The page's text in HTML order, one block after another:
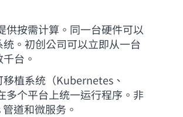
供按需计算。同一台硬件可以
。初创公司可以立即从一台
台。
植系统（Kubernetes、
多个平台上统一运行程序。非
道和微服务。